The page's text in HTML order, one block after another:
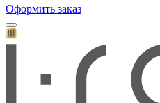
Оформить заказ